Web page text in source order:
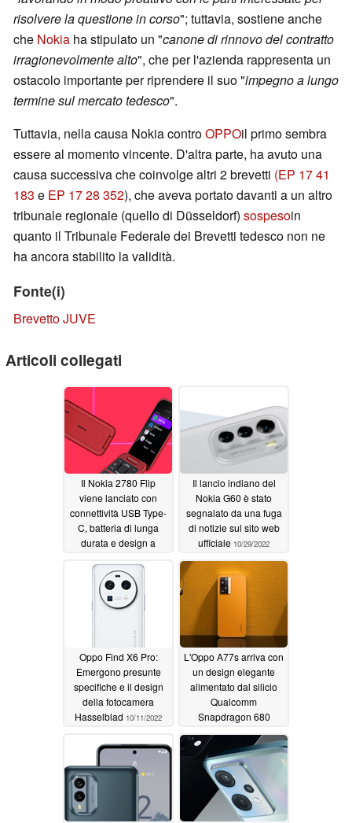
risolvere la questione in corso"; tuttavia, sostiene anche
che Nokia ha stipulato un "canone di rinnovo del contratto
irragionevolmente alto", che per l'azienda rappresenta un
ostacolo importante per riprendere il suo "impegno a lungo
termine sul mercato tedesco".
Tuttavia, nella causa Nokia controOPPOil primo sembra
essere al momento vincente. D'altra parte, ha avuto una
causa successiva che coinvolge altri 2 brevetti (EP 17 41
183 e EP 17 28 352), che aveva portato davanti a un altro
tribunale regionale (quello di Düsseldorf) sospesoin
quanto il Tribunale Federale dei Brevetti tedesco non ne
ha ancora stabilito la validità.
Fonte(i)
Brevetto JUVE
Articoli collegati
Il Nokia 2780 Flip
viene lanciato con
connettività USB Type-
C, batteria di lunga
durata e design a
Il lancio indiano del
Nokia G60 è stato
segnalato da una fuga
di notizie sul sito web
ufficiale 10/29/2022
Oppo Find X6 Pro:
Emergono presunte
specifiche e il design
della fotocamera
Hasselblad 10/11/2022
L'Oppo A77s arriva con
un design elegante
alimentato dal silicio
Qualcomm
Snapdragon 680
10/08/2022